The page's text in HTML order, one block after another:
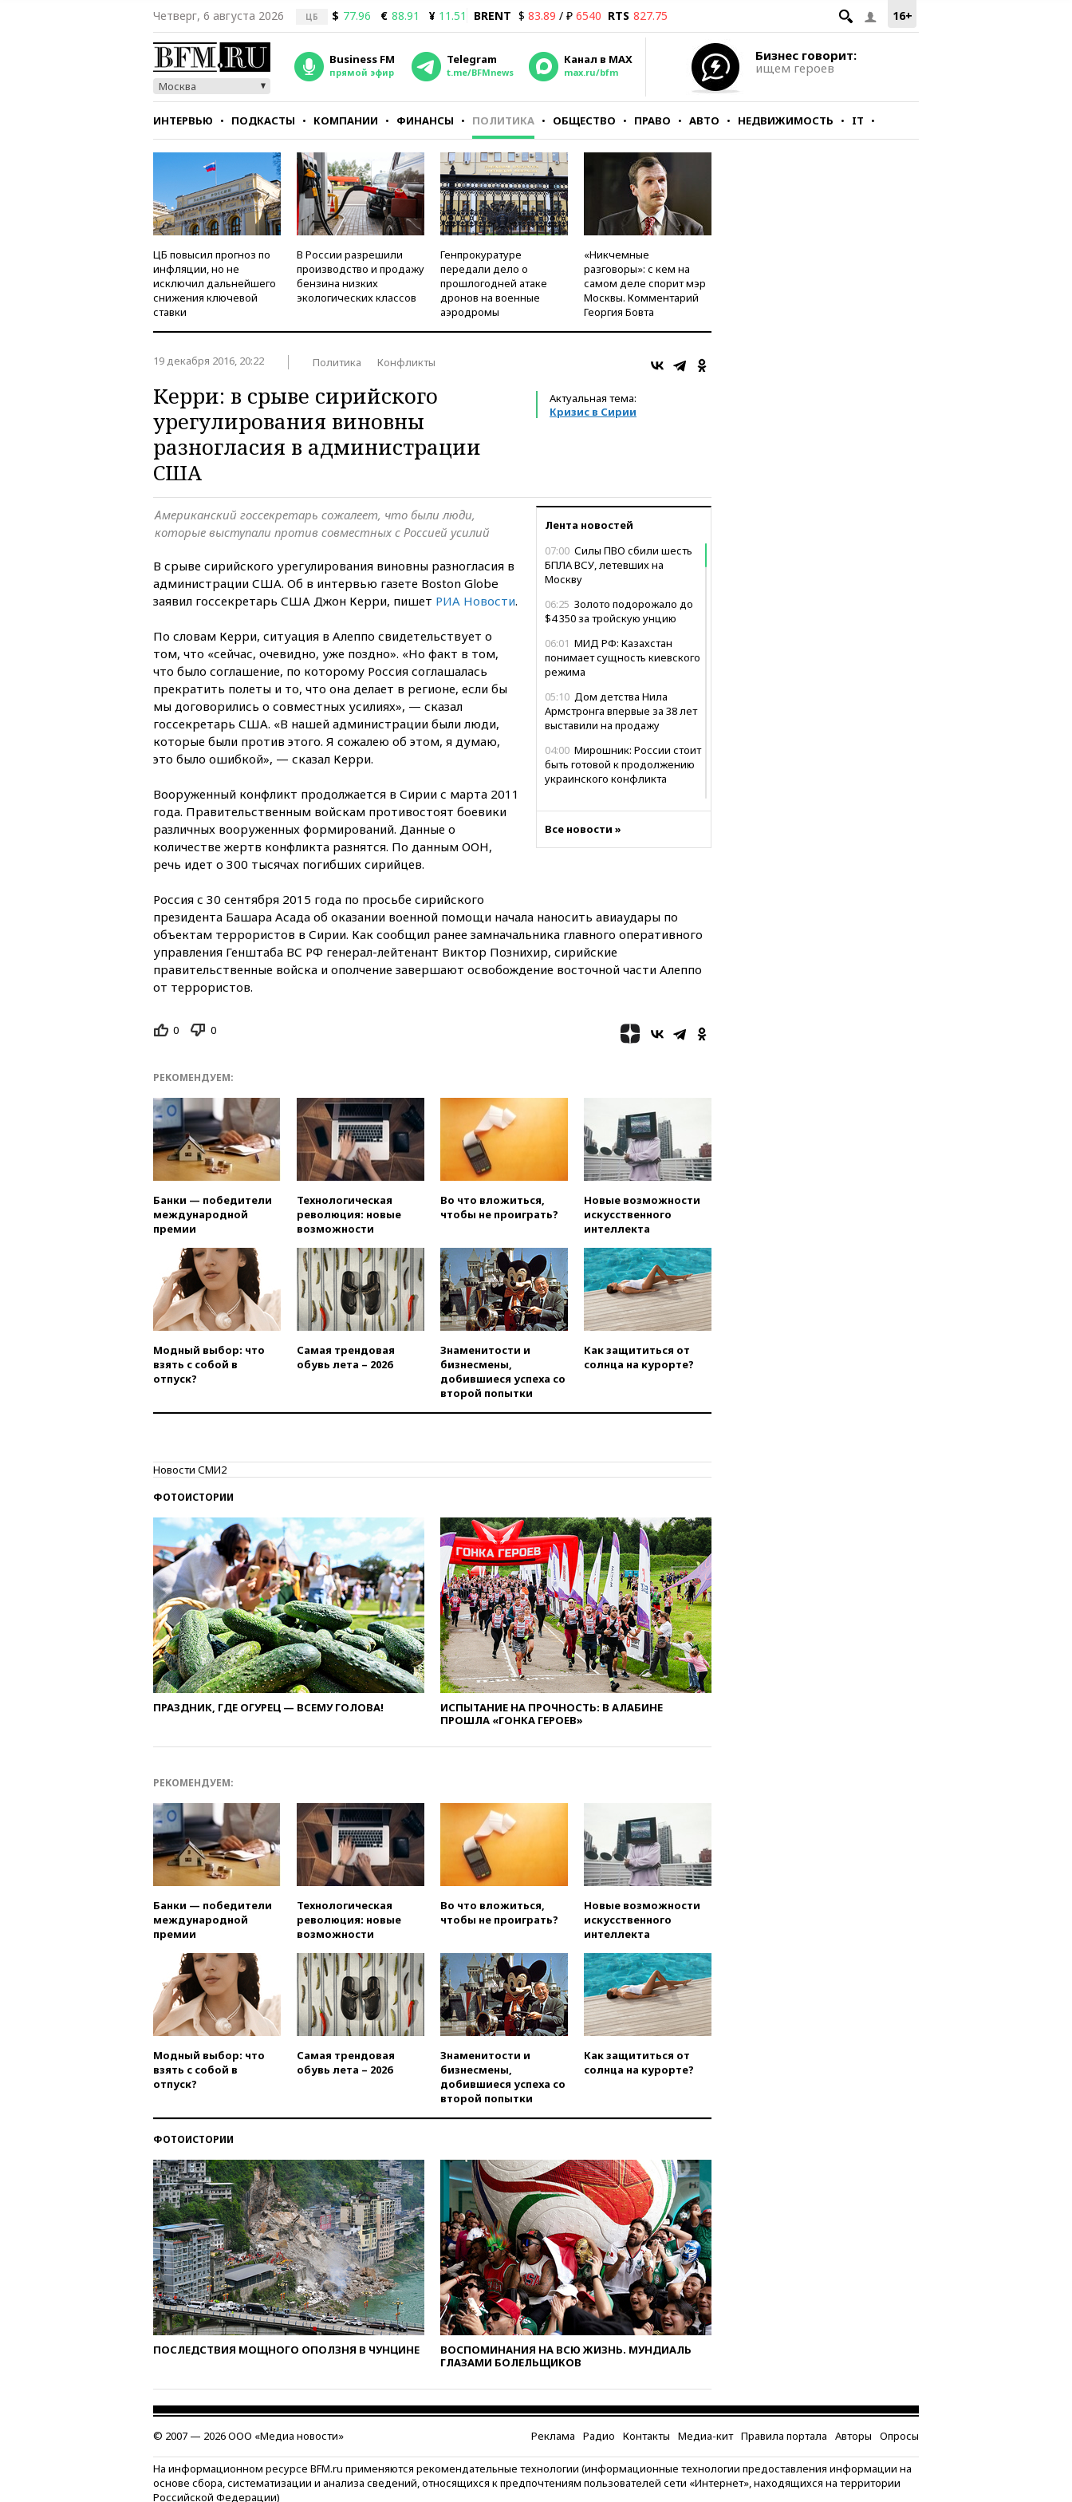
16+
Четверг, 6 августа 2026 ЦБ $ 77.96 € 88.91 ¥ 11.51 BRENT $ 83.89 / ₽ 6540 RTS 827.75
Москва
Business FM
прямой эфир
Telegram
t.me/BFMnews
Канал в MAX
max.ru/bfm
Бизнес говорит:
ищем героев
ИНТЕРВЬЮ ПОДКАСТЫ КОМПАНИИ ФИНАНСЫ ПОЛИТИКА ОБЩЕСТВО ПРАВО АВТО НЕДВИЖИМОСТЬ IT
СТИЛЬ ТЕСТЫ
ЦБ повысил прогноз по
инфляции, но не
исключил дальнейшего
снижения ключевой
ставки
В России разрешили
производство и продажу
бензина низких
экологических классов
Генпрокуратуре
передали дело о
прошлогодней атаке
дронов на военные
аэродромы
«Никчемные
разговоры»: с кем на
самом деле спорит мэр
Москвы. Комментарий
Георгия Бовта
19 декабря 2016, 20:22 Политика Конфликты
Актуальная тема:
Кризис в Сирии
Керри: в срыве сирийского
урегулирования виновны
разногласия в администрации
США
Лента новостей
07:00 Силы ПВО сбили шесть
БПЛА ВСУ, летевших на
Москву
06:25 Золото подорожало до
$4 350 за тройскую унцию
06:01 МИД РФ: Казахстан
понимает сущность киевского
режима
05:10 Дом детства Нила
Армстронга впервые за 38 лет
выставили на продажу
04:00 Мирошник: России стоит
быть готовой к продолжению
украинского конфликта
Ираном
сохранить мобилизационный
ресурс для Украины
00:05
Девочка с «маской
Бэтмена» показала лицо
историка Артема Кирпиченка
арестовали в Израиле
Кубке России
вчера, 23:00
Пост Дмитриева в
X о миграционном кризисе в
Сеуте набрал миллион
просмотров
банкротство «Кванта» не
означает прекращения
производства телевизоров в
РФ
вчера, 22:35Семь грузовых
вагонов сошли с рельсов в
Оренбургской области
вчера, 22:22Минфин: в июле
доходы российского бюджета
вчера, 22:15
исламского банкинга
подтвердили, что конкурс
пройдет в Саудовской Аравии
подготовили концепцию
развития театрального
искусства до 2035 года
вчера, 21:21Правительство
РФ разрешило продажу
бензина старых
экологических классов
вчера, 21:15Путин обсудил с
Машковым 150-летие Союза
театральных деятелей
вчера, 20:47Newsweek:
«взрывная» диарея охватила
47 из 50 штатов США
вчера, 20:35ПВО за 12 часов
ЧЕ российские синхронистки
вчера, 20:15ТАСС: жизни
главы «Уралдронзавода»
после взрыва ничего не
вчера, 20:08По всей Грузии
снова отключилось
вчера, 20:00Зеленский связал
дефицит ракет с попыткой
Запада принудить Киев к
уступкам
вчера, 19:45Памфилова: ЦИК
примет беспрецедентные
меры безопасности во время
выборов
сообщила об омоложении
вчера, 19:25Путин
прокомментировал первый
номер «Единой России» в
бюллетене
вчера, 19:15Путин обсудил с
Памфиловой подготовку к
единому дню голосования
вчера, 18:56Wildberries
отрицает перенос основной
логистики за пределы России
вчера, 18:45 Крупнейший
склад маркетплейса Rozetka
вчера, 18:35Джаред Лето
лишился роли в фильме
Барри Левинсона на фоне
вчера, 18:28Выборы ректора
ГИТИСа перенесены на «после
Все новости »
Американский госсекретарь сожалеет, что были люди,
которые выступали против совместных с Россией усилий
В срыве сирийского урегулирования виновны разногласия в
администрации США. Об в интервью газете Boston Globe
заявил госсекретарь США Джон Керри, пишет РИА Новости.
По словам Керри, ситуация в Алеппо свидетельствует о
том, что «сейчас, очевидно, уже поздно». «Но факт в том,
что было соглашение, по которому Россия соглашалась
прекратить полеты и то, что она делает в регионе, если бы
мы договорились о совместных усилиях», — сказал
госсекретарь США. «В нашей администрации были люди,
которые были против этого. Я сожалею об этом, я думаю,
это было ошибкой», — сказал Керри.
Вооруженный конфликт продолжается в Сирии с марта 2011
года. Правительственным войскам противостоят боевики
различных вооруженных формирований. Данные о
количестве жертв конфликта разнятся. По данным ООН,
речь идет о 300 тысячах погибших сирийцев.
Россия с 30 сентября 2015 года по просьбе сирийского
президента Башара Асада об оказании военной помощи начала наносить авиаудары по
объектам террористов в Сирии. Как сообщил ранее замначальника главного оперативного
управления Генштаба ВС РФ генерал-лейтенант Виктор Познихир, сирийские
правительственные войска и ополчение завершают освобождение восточной части Алеппо
от террористов.
0 0
РЕКОМЕНДУЕМ:
Банки — победители
международной
премии
Технологическая
революция: новые
возможности
Во что вложиться,
чтобы не проиграть?
Новые возможности
искусственного
интеллекта
Модный выбор: что
взять с собой в
отпуск?
Самая трендовая
обувь лета – 2026
Знаменитости и
бизнесмены,
добившиеся успеха со
второй попытки
Как защититься от
солнца на курорте?
Новости СМИ2
ФОТОИСТОРИИ
ПРАЗДНИК, ГДЕ ОГУРЕЦ — ВСЕМУ ГОЛОВА!
ИСПЫТАНИЕ НА ПРОЧНОСТЬ: В АЛАБИНЕ
ПРОШЛА «ГОНКА ГЕРОЕВ»
РЕКОМЕНДУЕМ:
Банки — победители
международной
премии
Технологическая
революция: новые
возможности
Во что вложиться,
чтобы не проиграть?
Новые возможности
искусственного
интеллекта
Модный выбор: что
взять с собой в
отпуск?
Самая трендовая
обувь лета – 2026
Знаменитости и
бизнесмены,
добившиеся успеха со
второй попытки
Как защититься от
солнца на курорте?
ФОТОИСТОРИИ
ПОСЛЕДСТВИЯ МОЩНОГО ОПОЛЗНЯ В ЧУНЦИНЕ
ВОСПОМИНАНИЯ НА ВСЮ ЖИЗНЬ. МУНДИАЛЬ
ГЛАЗАМИ БОЛЕЛЬЩИКОВ
© 2007 — 2026 ООО «Медиа новости» Реклама Радио Контакты Медиа-кит Правила портала Авторы Опросы
На информационном ресурсе BFM.ru применяются рекомендательные технологии (информационные технологии предоставления информации на
основе сбора, систематизации и анализа сведений, относящихся к предпочтениям пользователей сети «Интернет», находящихся на территории
Российской Федерации)